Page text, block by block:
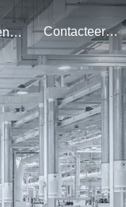
Evenementen Contacteer Ons